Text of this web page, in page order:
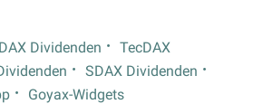
DAX Dividenden
TecDAX
SDAX Dividenden
Goyax-Widgets